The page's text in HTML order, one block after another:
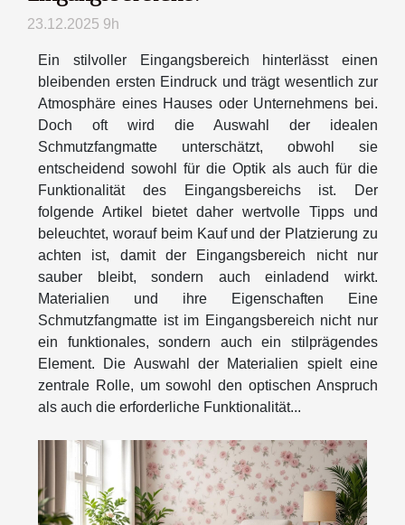
23.12.2025 9h
Ein stilvoller Eingangsbereich hinterlässt einen
bleibenden ersten Eindruck und trägt wesentlich zur
Atmosphäre eines Hauses oder Unternehmens bei.
Doch oft wird die Auswahl der idealen
Schmutzfangmatte unterschätzt, obwohl sie
entscheidend sowohl für die Optik als auch für die
Funktionalität des Eingangsbereichs ist. Der
folgende Artikel bietet daher wertvolle Tipps und
beleuchtet, worauf beim Kauf und der Platzierung zu
achten ist, damit der Eingangsbereich nicht nur
sauber bleibt, sondern auch einladend wirkt.
Materialien und ihre Eigenschaften Eine
Schmutzfangmatte ist im Eingangsbereich nicht nur
ein funktionales, sondern auch ein stilprägendes
Element. Die Auswahl der Materialien spielt eine
zentrale Rolle, um sowohl den optischen Anspruch
als auch die erforderliche Funktionalität...